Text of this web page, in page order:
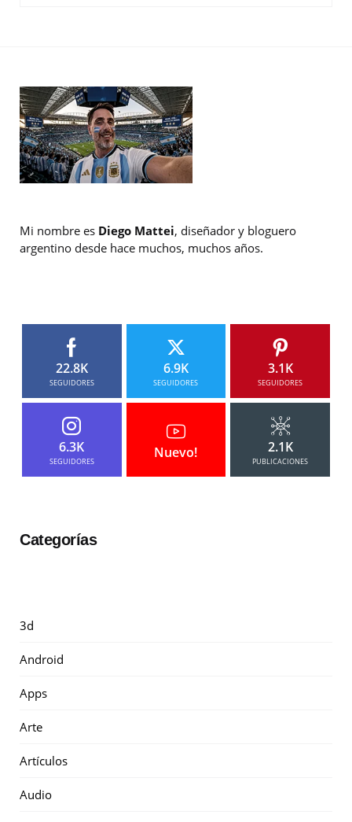
Mi nombre es Diego Mattei, diseñador y bloguero
argentino desde hace muchos, muchos años.
22.8K
SEGUIDORES
6.9K
SEGUIDORES
3.1K
SEGUIDORES
6.3K
SEGUIDORES
Nuevo! 2.1K
PUBLICACIONES
Categorías
3d
Android
Apps
Arte
Artículos
Audio